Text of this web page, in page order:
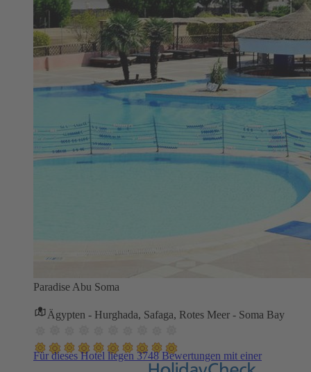
Paradise Abu Soma
Ägypten - Hurghada, Safaga, Rotes Meer - Soma Bay
Für dieses Hotel liegen 3748 Bewertungen mit einer